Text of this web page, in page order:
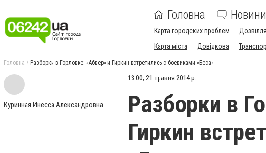
Головна Новини
Карта городских проблем Дозвілля
Карта міста
Довідкова
Головна Разборки в Горловке: «Абвер» и Гиркин встретились с боевиками «Беса»
Куринная Инесса Александровна
13:00, 21 травня 2014 р.
Разборки в
Гиркин